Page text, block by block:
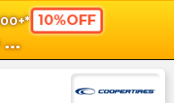
10%OFF
...